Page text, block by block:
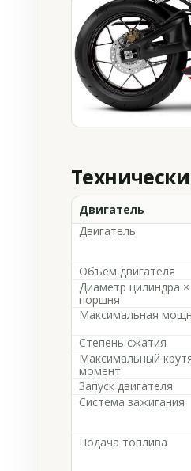
Двигатель
Двигатель
Объём двигателя
Диаметр цилиндра
поршня
Максимальная
Степень сжатия
Максимальный
момент
Запуск двигателя
Система зажигания
Подача топлива